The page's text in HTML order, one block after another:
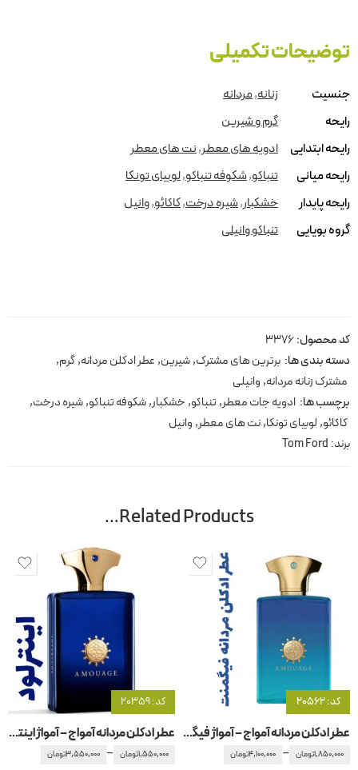
توضیحات تکمیلی
جنسیت زنانه,مردانه
رایحه
گرم و شیرین
رایحه ابتدایی
ادویه های معطر,نت های معطر
رایحه میانی
تنباکو,شکوفه تنباکو,لوبیای تونکا
رایحه پایدار
خشکبار,شیره درخت,کاکائو,وانیل
گروه بویایی
تنباکو وانیلی
کد محصول:3376
دسته بندی ها: برترین های مشترک,شیرین, عطر ادکلن مردانه,گرم,
مشترک زنانه مردانه, وانیلی
برچسب ها: ادویه جات معطر, تنباکو, خشکبار,شکوفه تنباکو,شیره درخت,
کاکائو, لوبیای تونکا,نت های معطر, وانیل
برند: Tom Ford
Related Products…
کد: 20562
عطر ادکلن مردانه آمواج – آمواژ فیگمنت
1,850,000تومان –
4,100,000تومان
کد: 20359
عطر ادکلن مردانه آمواج – آمواژ اینترلود
1,550,000تومان –
3,550,000تومان